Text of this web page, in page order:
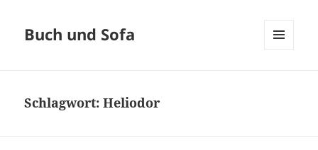
Buch und Sofa
Schlagwort:Heliodor